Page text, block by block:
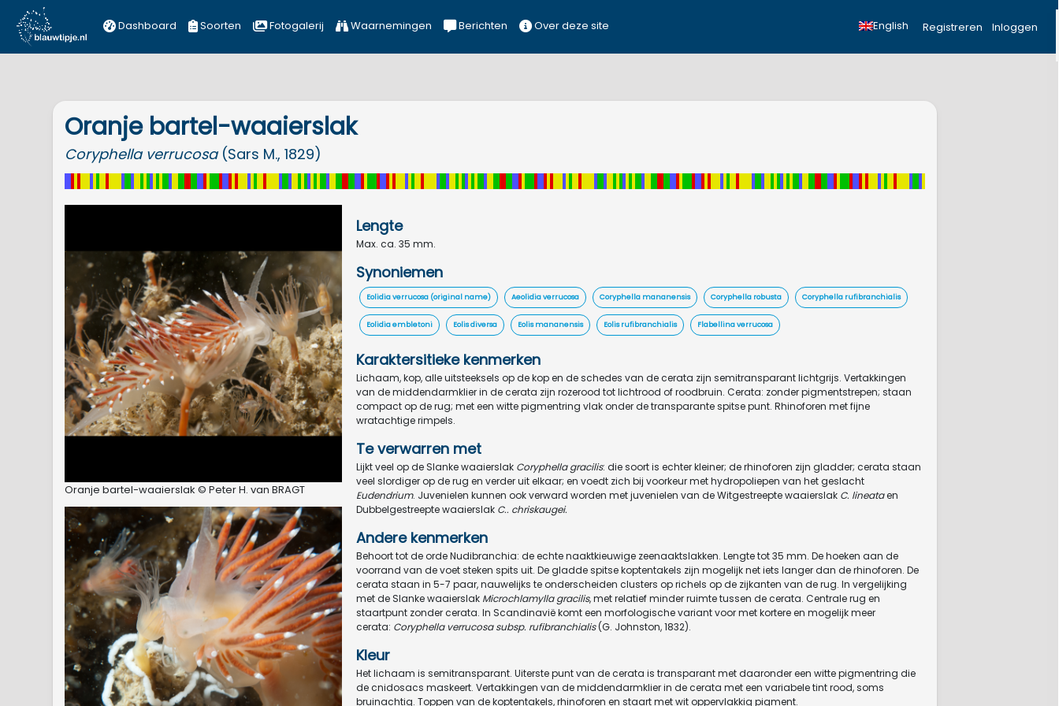
Registreren Inloggen
English
Dashboard Soorten Fotogalerij Waarnemingen Berichten Over deze site
Oranje bartel-waaierslak
Coryphella verrucosa (Sars M., 1829)
Oranje bartel-waaierslak © Peter H. van BRAGT
Lengte
Max. ca. 35 mm.
Synoniemen
Eolidia verrucosa (original name) Aeolidia verrucosa Coryphella mananensis Coryphella robusta Coryphella rufibranchialis
Eolidia embletoni Eolis diversa Eolis mananensis Eolis rufibranchialis Flabellina verrucosa
Karaktersitieke kenmerken
Lichaam, kop, alle uitsteeksels op de kop en de schedes van de cerata zijn semitransparant lichtgrijs. Vertakkingen
van de middendarmklier in de cerata zijn rozerood tot lichtrood of roodbruin. Cerata: zonder pigmentstrepen; staan
compact op de rug; met een witte pigmentring vlak onder de transparante spitse punt. Rhinoforen met fijne
wratachtige rimpels.
Te verwarren met
Lijkt veel op de Slanke waaierslak Coryphellagracilis: die soort is echter kleiner; de rhinoforen zijn gladder; cerata staan
veel slordiger op de rug en verder uit elkaar; en voedt zich bij voorkeur met hydropoliepen van het geslacht
Eudendrium. Juvenielen kunnen ook verward worden met juvenielen van de Witgestreepte waaierslak C. lineataen
Dubbelgestreepte waaierslak C.. chriskaugei.
Andere kenmerken
Behoort tot de orde Nudibranchia: de echte naaktkieuwige zeenaaktslakken. Lengte tot 35 mm. De hoeken aan de
voorrand van de voet steken spits uit. De gladde spitse koptentakels zijn mogelijk net iets langer dan de rhinoforen. De
cerata staan in 5-7 paar, nauwelijks te onderscheiden clusters op richels op de zijkanten van de rug. In vergelijking
met de Slanke waaierslak Microchlamyllagracilis, met relatief minder ruimte tussen de cerata. Centrale rug en
staartpunt zonder cerata. In Scandinavië komt een morfologische variant voor met kortere en mogelijk meer
cerata: Coryphella verrucosa subsp. rufibranchialis(G. Johnston, 1832).
Kleur
Het lichaam is semitransparant. Uiterste punt van de cerata is transparant met daaronder een witte pigmentring die
de cnidosacs maskeert. Vertakkingen van de middendarmklier in de cerata met een variabele tint rood, soms
bruinachtig. Toppen van de koptentakels, rhinoforen en staart met wit oppervlakkig pigment.